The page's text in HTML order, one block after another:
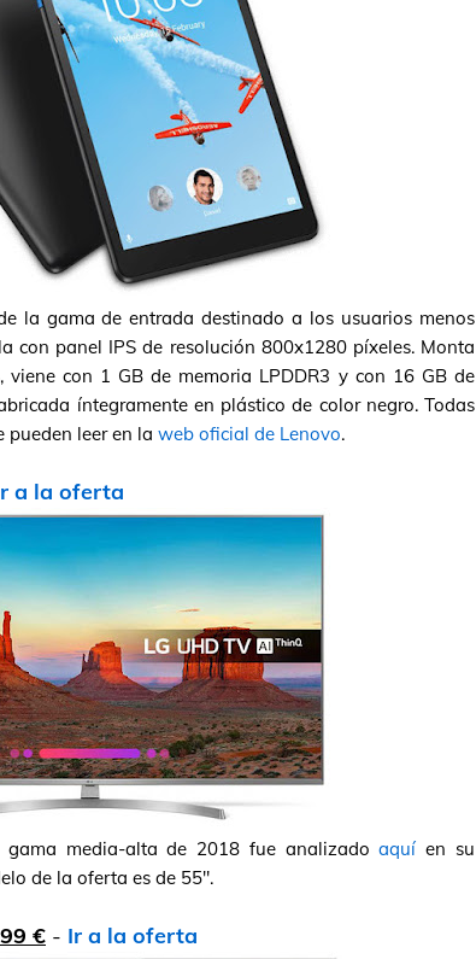
la gama de entrada destinado a los usuarios menos
con panel IPS de resolución 800x1280 píxeles. Monta
viene con 1 GB de memoria LPDDR3 y con 16 GB de
íntegramente en plástico de color negro. Todas
pueden leer en la web oficial de Lenovo.
a la oferta
gama media-alta de 2018 fue analizadoaquí en su
de la oferta es de 55".
€ - Ir a la oferta